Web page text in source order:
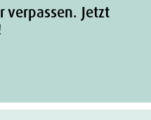
verpassen. Jetzt